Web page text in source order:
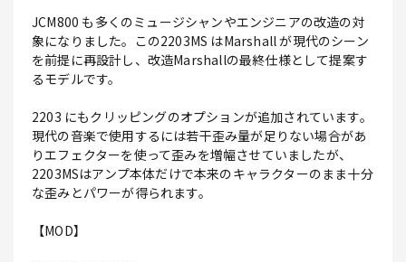
JCM800 も多くのミュージシャンやエンジニアの改造の対
象になりました。この2203MS はMarshall が現代のシーン
を前提に再設計し、改造Marshallの最終仕様として提案す
るモデルです。
2203 にもクリッピングのオプションが追加されています。
現代の音楽で使用するには若干歪み量が足りない場合があ
りエフェクターを使って歪みを増幅させていましたが、
2203MSはアンプ本体だけで本来のキャラクターのまま十分
な歪みとパワーが得られます。
【MOD】